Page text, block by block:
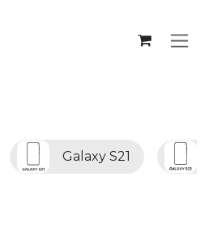
Galaxy S21